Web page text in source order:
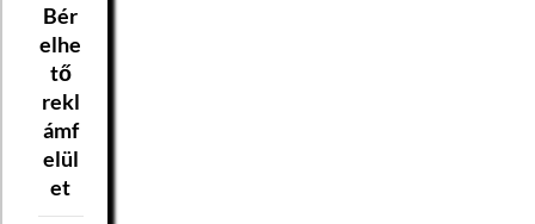
Bér
elhe
tő
rekl
ámf
elül
et